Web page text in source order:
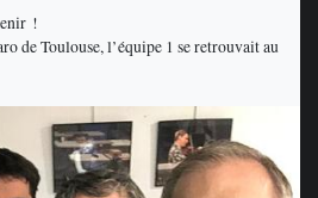
!
de Toulouse, l’équipe 1 se retrouvait au